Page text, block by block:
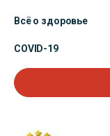
Всё о здоровье
COVID-19